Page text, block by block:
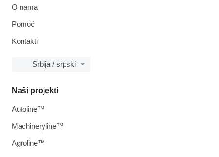
O nama
Pomoć
Kontakti
Srbija / srpski
Naši projekti
Autoline™
Machineryline™
Agroline™